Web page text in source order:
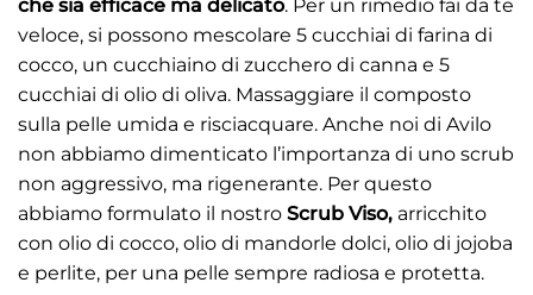
che sia efficace ma delicato. Per un rimedio fai da te
veloce, si possono mescolare 5 cucchiai di farina di
cocco, un cucchiaino di zucchero di canna e 5
cucchiai di olio di oliva. Massaggiare il composto
sulla pelle umida e risciacquare. Anche noi di Avilo
non abbiamo dimenticato l’importanza di uno scrub
non aggressivo, ma rigenerante. Per questo
abbiamo formulato il nostro Scrub Viso, arricchito
con olio di cocco, olio di mandorle dolci, olio di jojoba
e perlite, per una pelle sempre radiosa e protetta.